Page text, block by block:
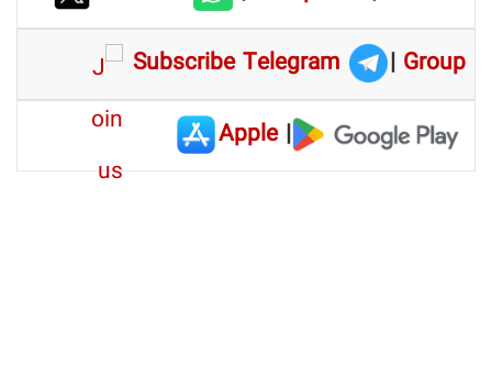
Subscribe Telegram
| Group
|
Apple